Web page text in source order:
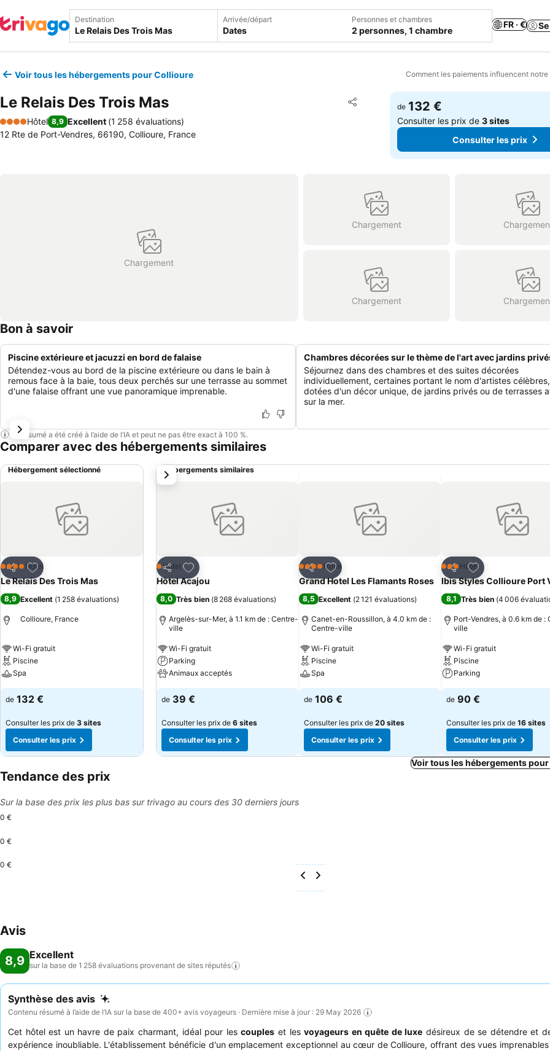
Destination Arrivée/départ
Dates
Personnes et chambres
2 personnes, 1 chambre
FR · €
Voir tous les hébergements pour Collioure Comment les paiements influencent
Le Relais Des Trois Mas Partager
Ajouter à mes favoris
4 Étoiles
Hôtel 8,9 Excellent (1 258 évaluations)
12 Rte de Port-Vendres, 66190, Collioure, France
de 132 €
Consulter les prix de3 sites
Consulter les prix
Chargement
Chargement
Chargement
Bon à savoir
Piscine extérieure et jacuzzi en bord de falaise
Détendez-vous au bord de la piscine extérieure ou dans le bain à
remous face à la baie, tous deux perchés sur une terrasse au sommet
d'une falaise offrant une vue panoramique imprenable.
Chambres décorées sur le thème de l'art avec jardins
Séjournez dans des chambres et des suites décorées
individuellement, certaines portant le nom d'artistes
dotées d'un décor unique, de jardins privés ou de terrasses
sur la mer.
Ce résumé a été créé à l’aide de l’IA et peut ne pas être exact à 100 %.
Comparer avec des hébergements similaires
Hébergement sélectionné
Partager
Ajouter à mes favoris
4 ÉtoilesHôtel
Le Relais Des Trois Mas
8,9 Excellent (1 258 évaluations)
Collioure, France
Wi-Fi gratuit
Piscine
Spa
de 132 €
Consulter les prix de 3 sites
Consulter les prix
Hébergements similaires
Partager
Ajouter à mes favoris
1 Étoiles
Hôtel
Hôtel Acajou
8,0 Très bien (8 268 évaluations)
Argelès-sur-Mer, à 1.1 km de : Centre-
ville
Wi-Fi gratuit
Parking
Animaux acceptés
de 39 €
Consulter les prix de 6 sites
Consulter les prix
Partager
Ajouter à mes favoris
4 ÉtoilesHôtel
Grand Hotel Les Flamants Roses
8,5 Excellent (2 121 évaluations)
Canet-en-Roussillon, à 4.0 km de :
Centre-ville
Wi-Fi gratuit
Piscine
Spa
de 106 €
Consulter les prix de 20 sites
Consulter les prix
Partager
Ajouter à mes
3 ÉtoilesHôtel
Ibis Styles Collioure Port
8,1 Très bien (4 006
Port-Vendres, à 0.6 km de :
ville
Wi-Fi gratuit
Piscine
Parking
de 90 €
Consulter les prix de 16 sites
Consulter les prix
suivant
Voir tous les hébergements
Tendance des prix
Sur la base des prix les plus bas sur trivago au cours des 30 derniers jours
0 €
0 €
0 €
Avis
8,9 Excellent
sur la base de 1 258 évaluations provenant de sites réputés
Synthèse des avis
Contenu résumé à l’aide de l’IA sur la base de 400+ avis voyageurs · Dernière mise à jour : 29 May 2026
Cet hôtel est un havre de paix charmant, idéal pour lescouples et lesvoyageurs en quête de luxe désireux de se détendre et
expérience inoubliable. L'établissement bénéficie d'un emplacement exceptionnel au cœur de Collioure, offrant des vues